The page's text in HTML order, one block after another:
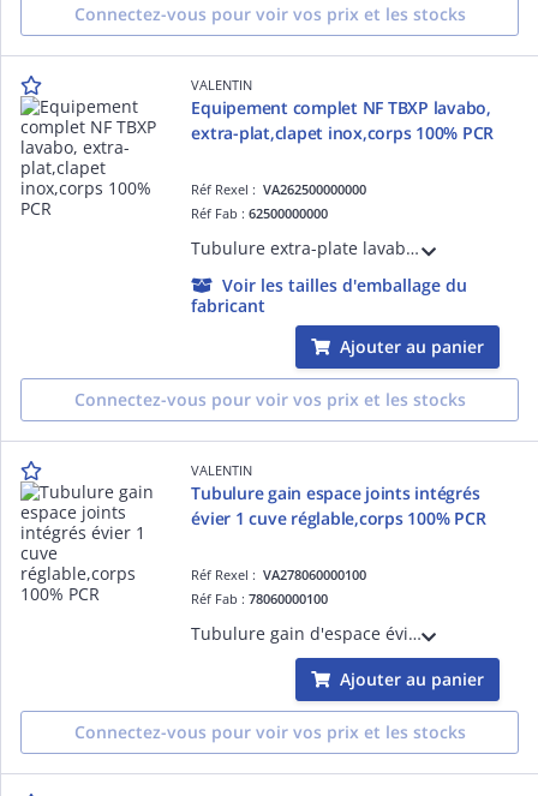
Connectez-vous pour voir vos prix et les stocks
VALENTIN
Equipement complet NF TBXP lavabo,
extra-plat,clapet inox,corps 100% PCR
Réf Rexel :VA262500000000
Réf Fab :62500000000
Tubulure extra-plate lavabo, bonde H 100 recoupable, clapet inox digiclic/fixe, serr 5-87 mm, sortie D=32, prises MàL et trop-plein, corps plastique 100% recyclé, réglable 114-275 mm, H sous vasque 40 mm, débit 32 l/min, NF.
Voir les tailles d'emballage du
fabricant
Ajouter au panier
Connectez-vous pour voir vos prix et les stocks
VALENTIN
Tubulure gain espace joints intégrés
évier 1 cuve réglable,corps 100% PCR
Réf Rexel :VA278060000100
Réf Fab :78060000100
Tubulure gain d'espace évier 1 cuve CONNECTIC, bi-matière, joints intégrés, H sous évier 65,5 mm, entrée 1'1/2, sortie D=40 mm, débit 52 l/min, corps plastique 100 % recyclé, montage 10 x plus rapide, réglage H/P, prises MàL et trop-plein.
Ajouter au panier
Connectez-vous pour voir vos prix et les stocks